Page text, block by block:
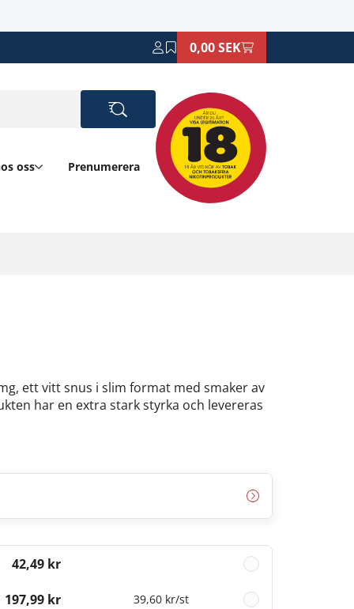
0,00 SEK
oss
Prenumerera
ett vitt snus i slim format med smaker av
har en extra stark styrka och levereras
42,49 kr
197,99 kr 39,60 kr/st